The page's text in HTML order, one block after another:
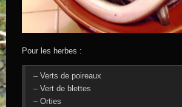
Pour les herbes :
– Verts de poireaux
– Vert de blettes
– Orties